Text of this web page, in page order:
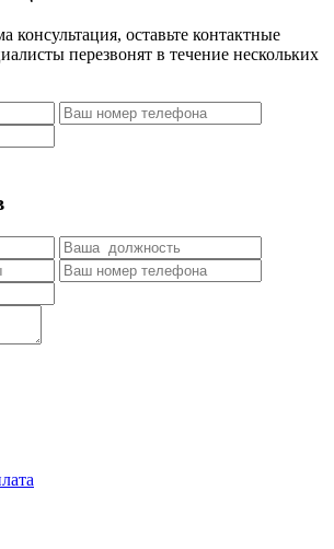
консультация, оставьте контактные
перезвонят в течение нескольких